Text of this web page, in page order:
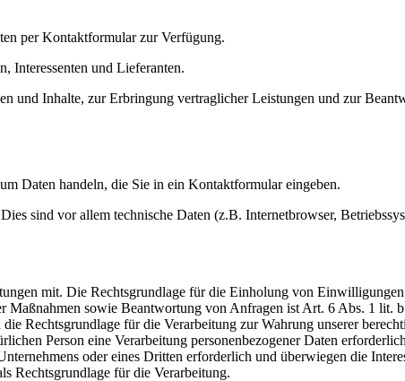
per Kontaktformular zur Verfügung.
Interessenten und Lieferanten.
und Inhalte, zur Erbringung vertraglicher Leistungen und zur
Daten handeln, die Sie in ein Kontaktformular eingeben.
sind vor allem technische Daten (z.B. Internetbrowser,
mit. Die Rechtsgrundlage für die Einholung von
sowie Beantwortung von Anfragen ist Art. 6 Abs. 1 lit.
Rechtsgrundlage für die Verarbeitung zur Wahrung unserer
Person eine Verarbeitung personenbezogener Daten
oder eines Dritten erforderlich und überwiegen die
Rechtsgrundlage für die Verarbeitung.